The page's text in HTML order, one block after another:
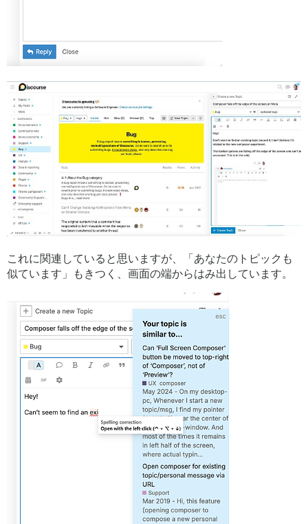
これに関連していると思いますが、「あなたのトピックも
似ています」もきつく、画面の端からはみ出しています。